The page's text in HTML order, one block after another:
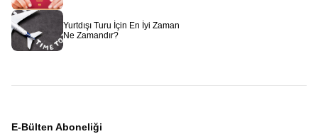
Avrupa Rüyası
Yurtdışı Turu İçin En İyi Zaman
Ne Zamandır?
E-Bülten Aboneliği